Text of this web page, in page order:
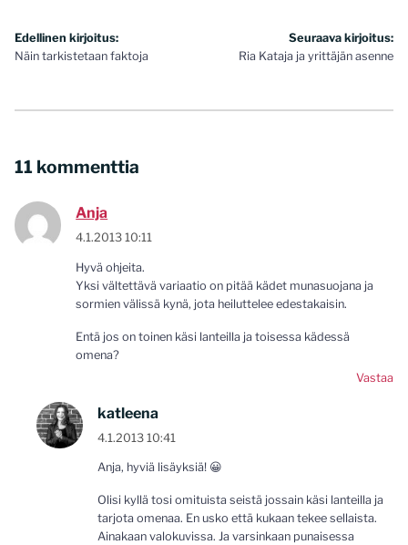
Artikkelien
selaus
Edellinen kirjoitus:
Näin tarkistetaan faktoja
Seuraava kirjoitus:
Ria Kataja ja yrittäjän asenne
11 kommenttia
Anja
4.1.2013 10:11
Hyvä ohjeita.
Yksi vältettävä variaatio on pitää kädet munasuojana ja
sormien välissä kynä, jota heiluttelee edestakaisin.
Entä jos on toinen käsi lanteilla ja toisessa kädessä
omena?
Vastaa
katleena
4.1.2013 10:41
Anja, hyviä lisäyksiä! 😀
Olisi kyllä tosi omituista seistä jossain käsi lanteilla ja
tarjota omenaa. En usko että kukaan tekee sellaista.
Ainakaan valokuvissa. Ja varsinkaan punaisessa